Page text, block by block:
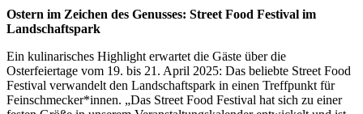
Ostern im Zeichen des Genusses: Street Food Festival im
Landschaftspark
Ein kulinarisches Highlight erwartet die Gäste über die
Osterfeiertage vom 19. bis 21. April 2025: Das beliebte Street Food
Festival verwandelt den Landschaftspark in einen Treffpunkt für
Feinschmecker*innen. „Das Street Food Festival hat sich zu einer